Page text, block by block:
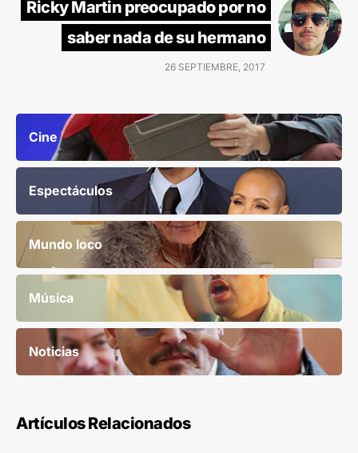
Ricky Martin preocupado por no
saber nada de su hermano
26 SEPTIEMBRE, 2017
Cine
Espectáculos
Mundo loco
Música
Noticias
Artículos Relacionados